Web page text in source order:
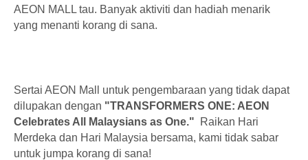
AEON MALL tau. Banyak aktiviti dan hadiah menarik
yang menanti korang di sana.
Sertai AEON Mall untuk pengembaraan yang tidak dapat
dilupakan dengan "TRANSFORMERS ONE: AEON
Celebrates All Malaysians as One." Raikan Hari
Merdeka dan Hari Malaysia bersama, kami tidak sabar
untuk jumpa korang di sana!